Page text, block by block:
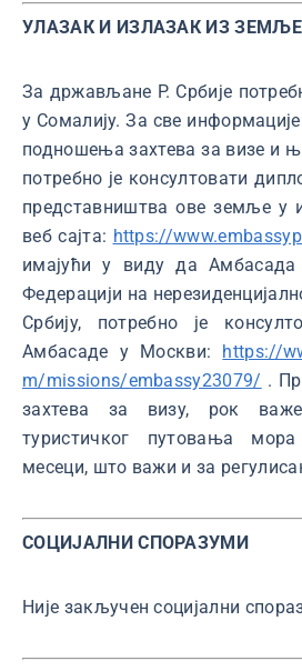
УЛАЗАК И ИЗЛАЗАК ИЗ ЗЕМЉЕ
За држављане Р. Србије
у Сомалију. За све
подношења захтева за визе и
потребно је консултовати
представништва ове земље у
веб сајта: https://
имајући у виду да Амбасада
Федерацији на
Србију, потребно је
Амбасаде у Москви: https://
m/missions/embassy23079/ .
захтева за визу, рок
туристичког путовања
месеци, што важи и за
СОЦИЈАЛНИ СПОРАЗУМИ
Није закључен социјални